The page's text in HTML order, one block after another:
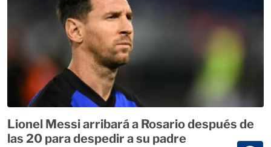
Lionel Messi arribará a Rosario después de
las 20 para despedir a su padre